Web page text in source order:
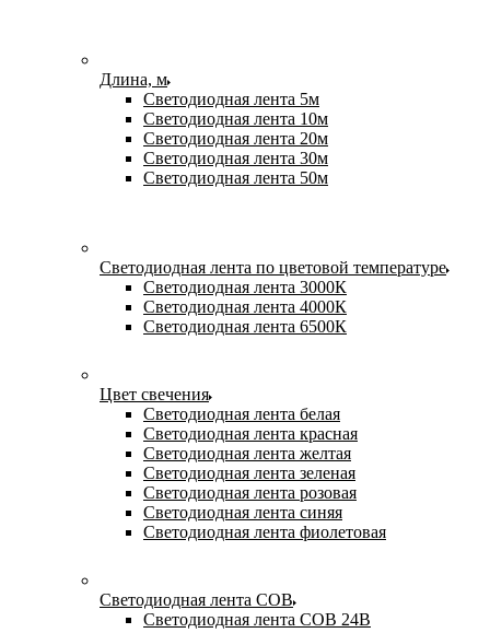
Длина, м
Светодиодная лента 5м
Светодиодная лента 10м
Светодиодная лента 20м
Светодиодная лента 30м
Светодиодная лента 50м
Светодиодная лента по цветовой температуре
Светодиодная лента 3000К
Светодиодная лента 4000К
Светодиодная лента 6500К
Цвет свечения
Светодиодная лента белая
Светодиодная лента красная
Светодиодная лента желтая
Светодиодная лента зеленая
Светодиодная лента розовая
Светодиодная лента синяя
Светодиодная лента фиолетовая
Светодиодная лента COB
Светодиодная лента COB 24В